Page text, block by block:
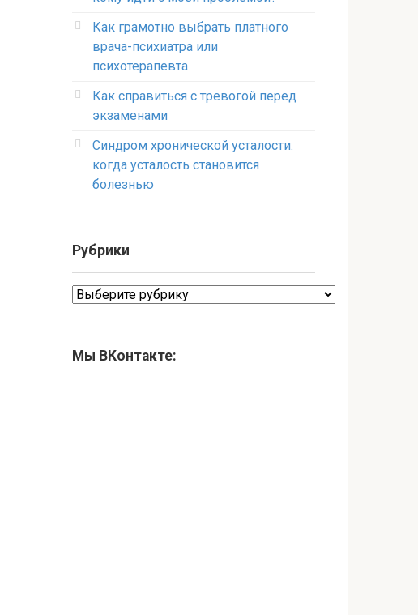
Как грамотно выбрать платного
врача-психиатра или
психотерапевта
Как справиться с тревогой перед
экзаменами
Синдром хронической усталости:
когда усталость становится
болезнью
Рубрики
Рубрики
Мы ВКонтакте: